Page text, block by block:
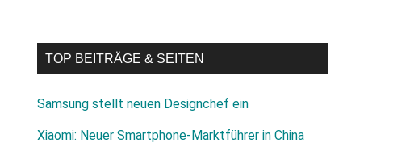
TOP BEITRÄGE & SEITEN
Samsung stellt neuen Designchef ein
Xiaomi: Neuer Smartphone-Marktführer in China